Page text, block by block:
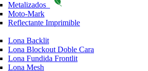
Metalizados
Moto-Mark
Reflectante Imprimible
Lona Backlit
Lona Blockout Doble Cara
Lona Fundida Frontlit
Lona Mesh